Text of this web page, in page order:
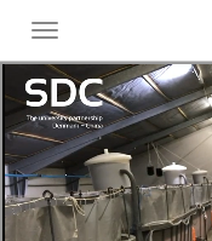
Toggle
menu